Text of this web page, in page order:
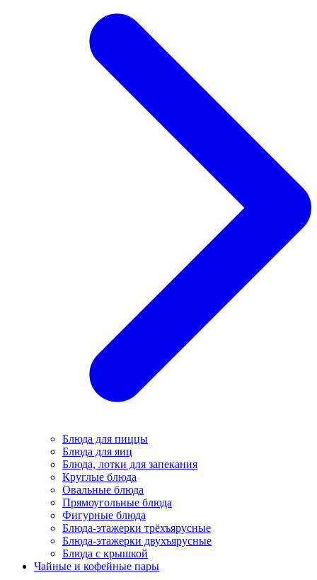
Блюда для пиццы
Блюда для яиц
Блюда, лотки для запекания
Круглые блюда
Овальные блюда
Прямоугольные блюда
Фигурные блюда
Блюда-этажерки трёхъярусные
Блюда-этажерки двухъярусные
Блюда с крышкой
Чайные и кофейные пары